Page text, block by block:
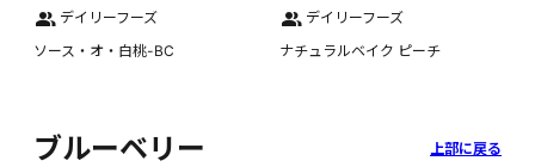
デイリーフーズ
ソース・オ・白桃-BC
デイリーフーズ
ナチュラルベイク ピーチ
ブルーベリー 上部に戻る